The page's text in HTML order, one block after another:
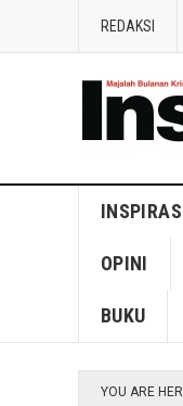
REDAKSI
OPINI
BUKU
YOU ARE